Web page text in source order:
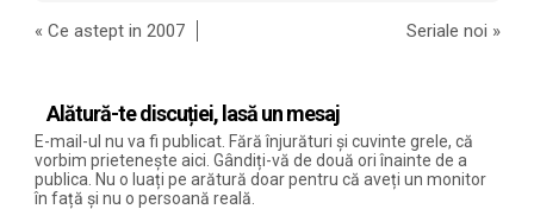
«Ce astept in 2007 Seriale noi »
Alătură-te discuției, lasă un mesaj
E-mail-ul nu va fi publicat. Fără înjurături și cuvinte grele, că
vorbim prietenește aici. Gândiți-vă de două ori înainte de a
publica. Nu o luați pe arătură doar pentru că aveți un monitor
în față și nu o persoană reală.